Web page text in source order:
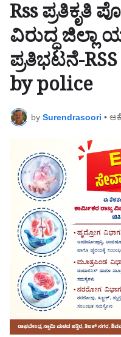
Rss ಪ್ರತಿಕೃತಿ
ವಿರುದ್ಧ ಜಿಲ್ಲಾ
ಪ್ರತಿಭಟನೆ-
by police
by Surendrasoori •